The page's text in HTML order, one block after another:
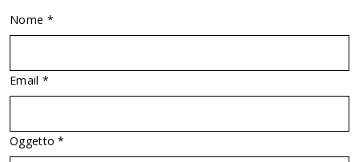
Nome *
Email *
Oggetto *